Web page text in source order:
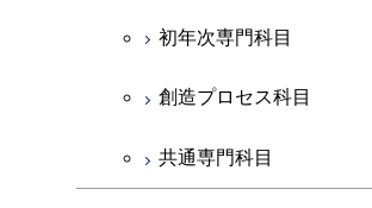
初年次専門科目
創造プロセス科目
共通専門科目